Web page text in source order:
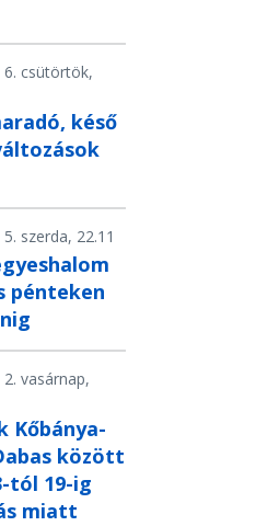
6. csütörtök,
késő
szerda, 22.11
pénteken
vasárnap,
Kőbánya-
között
tól 19-ig
miatt